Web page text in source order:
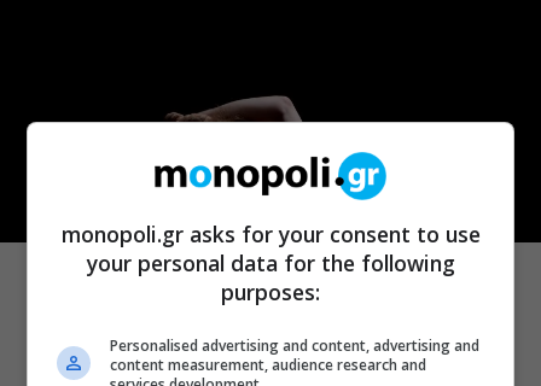
ΘΕΑΤΡΟ
Ρωγμές: Η σόλο χοροθεατρική
περφόρμανς της Χριστίνας Κυριαζίδη
στο Δημοτικό Θέατρο Πειραιά
monopoli.gr asks for your consent to use
your personal data for the following
purposes:
Personalised advertising and content, advertising and
content measurement, audience research and